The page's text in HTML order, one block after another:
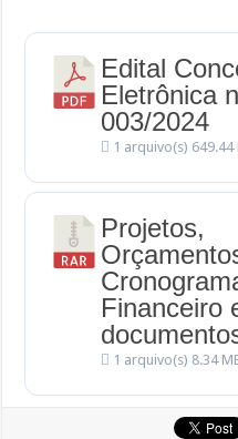
Edital
Eletrônica
003/2024
1 arquivo(s) 649.44
Projetos,
Financeiro
1 arquivo(s) 8.34